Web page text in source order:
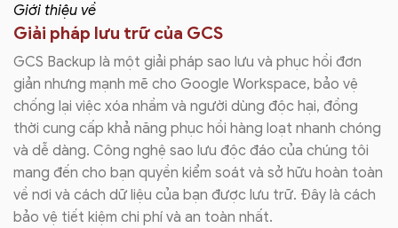
Giới thiệu về
Giải pháp lưu trữ của GCS
GCS Backup là một giải pháp sao lưu và phục hồi đơn
giản nhưng mạnh mẽ cho Google Workspace, bảo vệ
chống lại việc xóa nhầm và người dùng độc hại, đồng
thời cung cấp khả năng phục hồi hàng loạt nhanh chóng
và dễ dàng. Công nghệ sao lưu độc đáo của chúng tôi
mang đến cho bạn quyền kiểm soát và sở hữu hoàn toàn
về nơi và cách dữ liệu của bạn được lưu trữ. Đây là cách
bảo vệ tiết kiệm chi phí và an toàn nhất.